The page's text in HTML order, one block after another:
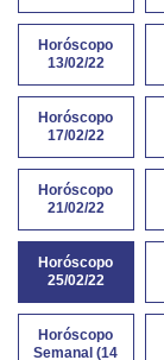
Horóscopo
13/02/22
Horóscopo
17/02/22
Horóscopo
21/02/22
Horóscopo
25/02/22
Horóscopo
Semanal (14